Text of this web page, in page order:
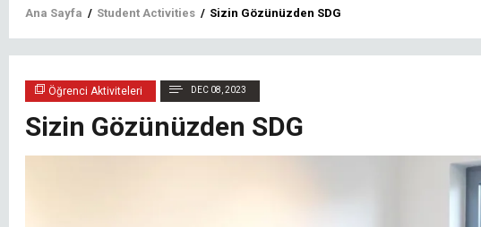
Sayfa
yolu
Ana Sayfa / Student Activities / Sizin Gözünüzden SDG
Öğrenci Aktiviteleri DEC 08, 2023
Sizin Gözünüzden SDG